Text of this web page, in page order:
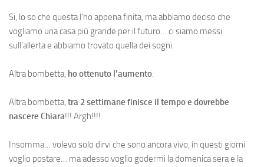
Si, lo so che questa l’ho appena finita, ma abbiamo deciso che
vogliamo una casa più grande per il futuro… ci siamo messi
sull’allerta e abbiamo trovato quella dei sogni.
Altra bombetta, ho ottenuto l’aumento.
Altra bombetta, tra 2 settimane finisce il tempo e dovrebbe
nascere Chiara!!! Argh!!!!
Insomma… volevo solo dirvi che sono ancora vivo, in questi giorni
voglio postare… ma adesso voglio godermi la domenica sera e la